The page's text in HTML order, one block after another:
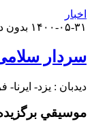
اخبار
۱۴۰۰-۰۵-۳۱ بدون
سردار
دیدبان : یزد-
موسيقي